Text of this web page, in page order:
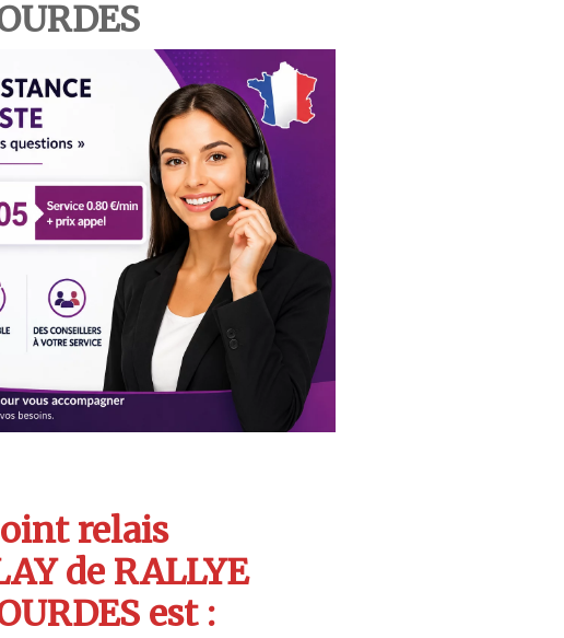
relais
de RALLYE
est :